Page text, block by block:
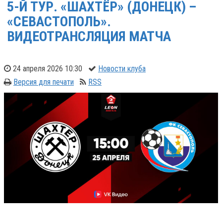
5-Й ТУР. «ШАХТЁР» (ДОНЕЦК) –
«СЕВАСТОПОЛЬ».
ВИДЕОТРАНСЛЯЦИЯ МАТЧА
24 апреля 2026 10:30
Новости клуба
Версия для печати
RSS